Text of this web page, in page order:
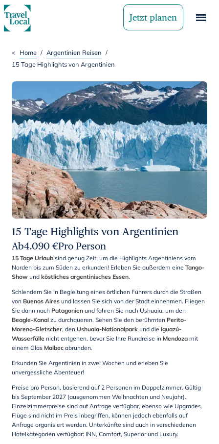
Jetzt planen
< Home / Argentinien Reisen /
15 Tage Highlights von Argentinien
15 Tage Highlights von Argentinien
Ab4.090 €Pro Person
15 Tage Urlaub sind genug Zeit, um die Highlights Argentiniens vom
Norden bis zum Süden zu erkunden! Erleben Sie außerdem eine Tango-
Show und köstliches argentinisches Essen.
Schlendern Sie in Begleitung eines örtlichen Führers durch die Straßen
von Buenos Aires und lassen Sie sich von der Stadt einnehmen. Fliegen
Sie dann nach Patagonien und fahren Sie nach Ushuaia, um den
Beagle-Kanal zu durchqueren. Sehen Sie den berühmten Perito-
Moreno-Gletscher, den Ushuaia-Nationalpark und die Iguazú-
Wasserfälle nicht entgehen, bevor Sie Ihre Rundreise in Mendoza mit
einem Glas Malbec abrunden.
Erkunden Sie Argentinien in zwei Wochen und erleben Sie
unvergessliche Abenteuer!
Preise pro Person, basierend auf 2 Personen im Doppelzimmer. Gültig
bis September 2027 (ausgenommen Weihnachten und Neujahr).
Einzelzimmerpreise sind auf Anfrage verfügbar, ebenso wie Upgrades.
Flüge sind nicht im Preis inbegriffen, können jedoch ebenfalls auf
Anfrage organisiert werden. Unterkünfte sind auch in verschiedenen
Hotelkategorien verfügbar: INN, Comfort, Superior und Luxury.